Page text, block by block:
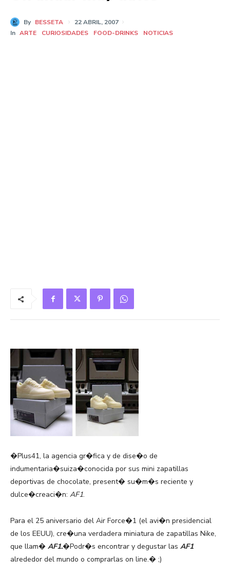
By BESSETA
22 ABRIL, 2007
In ARTE CURIOSIDADES FOOD-DRINKS NOTICIAS
�Plus41, la agencia gr�fica y de dise�o de
indumentaria�suiza�conocida por sus mini zapatillas
deportivas de chocolate, present� su�m�s reciente y
dulce�creaci�n: AF1.
Para el 25 aniversario del Air Force�1 (el avi�n presidencial
de los EEUU), cre�una verdadera miniatura de zapatillas Nike,
que llam� AF1.�Podr�s encontrar y degustar las AF1
alrededor del mundo o comprarlas on line.� ;)